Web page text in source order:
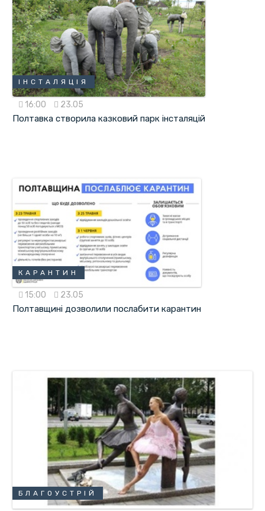
ІНСТАЛЯЦІЯ
16:00 23.05
Полтавка створила казковий парк інсталяцій
КАРАНТИН
15:00 23.05
Полтавщині дозволили послабити карантин
БЛАГОУСТРІЙ